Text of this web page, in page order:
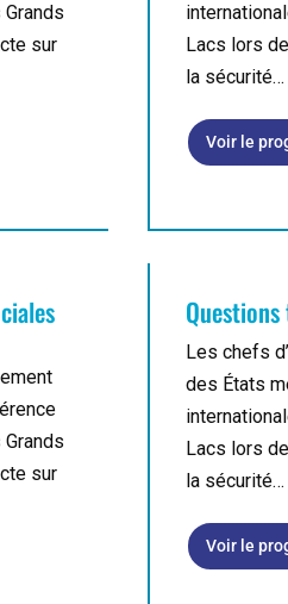
sur
Lacs lors
la sécurité…
Voir le
sur
Les chefs
des États
Lacs lors
la sécurité…
Voir le